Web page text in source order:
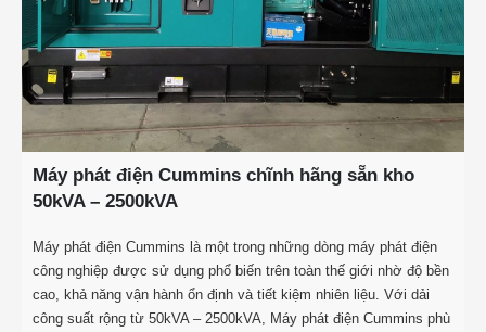
Máy phát điện Cummins chĩnh hãng sẵn kho
50kVA – 2500kVA
Máy phát điện Cummins là một trong những dòng máy phát điện
công nghiệp được sử dụng phổ biến trên toàn thế giới nhờ độ bền
cao, khả năng vận hành ổn định và tiết kiệm nhiên liệu. Với dải
công suất rộng từ 50kVA – 2500kVA, Máy phát điện Cummins phù